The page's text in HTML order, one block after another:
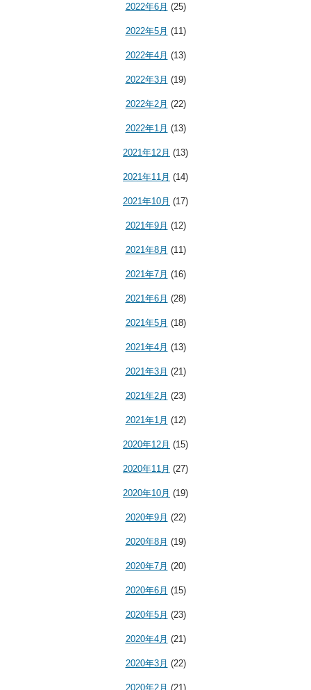
2022年6月 (25)
2022年5月 (11)
2022年4月 (13)
2022年3月 (19)
2022年2月 (22)
2022年1月 (13)
2021年12月 (13)
2021年11月 (14)
2021年10月 (17)
2021年9月 (12)
2021年8月 (11)
2021年7月 (16)
2021年6月 (28)
2021年5月 (18)
2021年4月 (13)
2021年3月 (21)
2021年2月 (23)
2021年1月 (12)
2020年12月 (15)
2020年11月 (27)
2020年10月 (19)
2020年9月 (22)
2020年8月 (19)
2020年7月 (20)
2020年6月 (15)
2020年5月 (23)
2020年4月 (21)
2020年3月 (22)
2020年2月 (21)